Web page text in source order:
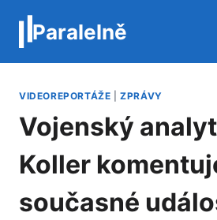
obsah
Paralelně
VIDEOREPORTÁŽE |ZPRÁVY
Vojenský
Koller
současné